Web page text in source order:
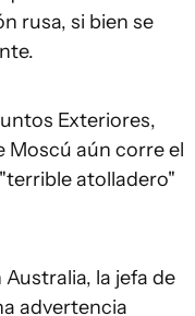
rusa, si bien se
Exteriores,
Moscú aún corre el
atolladero"
la jefa de
advertencia